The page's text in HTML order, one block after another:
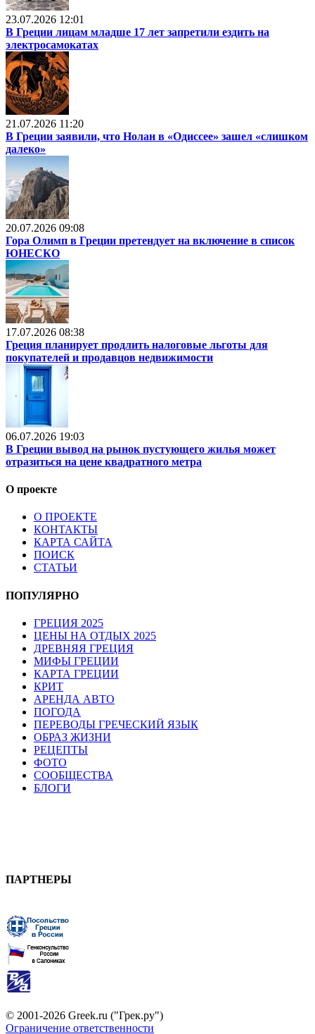
23.07.2026 12:01
В Греции лицам младше 17 лет запретили ездить на
электросамокатах
21.07.2026 11:20
В Греции заявили, что Нолан в «Одиссее» зашел «слишком
далеко»
20.07.2026 09:08
Гора Олимп в Греции претендует на включение в список
ЮНЕСКО
17.07.2026 08:38
Греция планирует продлить налоговые льготы для
покупателей и продавцов недвижимости
06.07.2026 19:03
В Греции вывод на рынок пустующего жилья может
отразиться на цене квадратного метра
О проекте
О ПРОЕКТЕ
КОНТАКТЫ
КАРТА САЙТА
ПОИСК
СТАТЬИ
ПОПУЛЯРНО
ГРЕЦИЯ 2025
ЦЕНЫ НА ОТДЫХ 2025
ДРЕВНЯЯ ГРЕЦИЯ
МИФЫ ГРЕЦИИ
КАРТА ГРЕЦИИ
КРИТ
АРЕНДА АВТО
ПОГОДА
ПЕРЕВОДЫ ГРЕЧЕСКИЙ ЯЗЫК
ОБРАЗ ЖИЗНИ
РЕЦЕПТЫ
ФОТО
СООБЩЕСТВА
БЛОГИ
ПАРТНЕРЫ
© 2001-2026 Greek.ru ("Грек.ру")
Ограничение ответственности